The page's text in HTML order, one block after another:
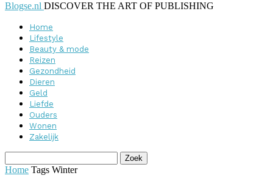
Blogse.nl DISCOVER THE ART OF PUBLISHING
Home
Lifestyle
Beauty & mode
Reizen
Gezondheid
Dieren
Geld
Liefde
Ouders
Wonen
Zakelijk
Home Tags Winter